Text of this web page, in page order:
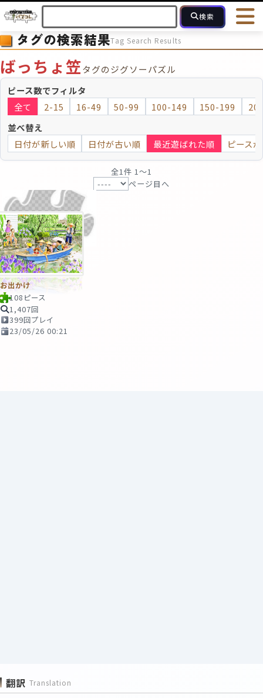
検索
HOME 会員登録
ヘルプ
最近投稿され
ピース数 2～15 16～49 50～99 100
モザイク モザイクのみ
タグの検索結果Tag Search Results
ばっちょ笠タグのジグソーパズル
ピース数でフィルタ
全て
2-15 16-49 50-99 100-149 150-199
並べ替え
日付が新しい順
日付が古い順 最近遊ばれた順 ピース
全1件 1〜1
ページ目へ
お出かけ
108ピース
1,407回
399回プレイ
23/05/26 00:21
翻訳 Translation